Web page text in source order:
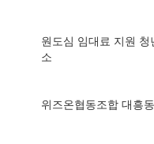
원도심 임대료 지원
소
위즈온협동조합 대흥